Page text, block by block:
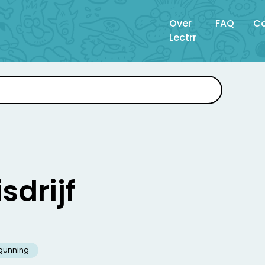
Over
Lectrr
FAQ